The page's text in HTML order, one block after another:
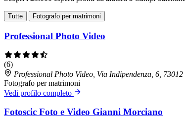
Tutte Fotografo per matrimoni
Professional Photo Video
(6)
Professional Photo Video, Via Indipendenza, 6,
Fotografo per matrimoni
Vedi profilo completo
Fotoscic Foto e Video Gianni Morciano